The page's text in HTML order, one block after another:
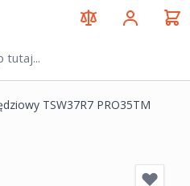
TSW37R7 PRO35TM